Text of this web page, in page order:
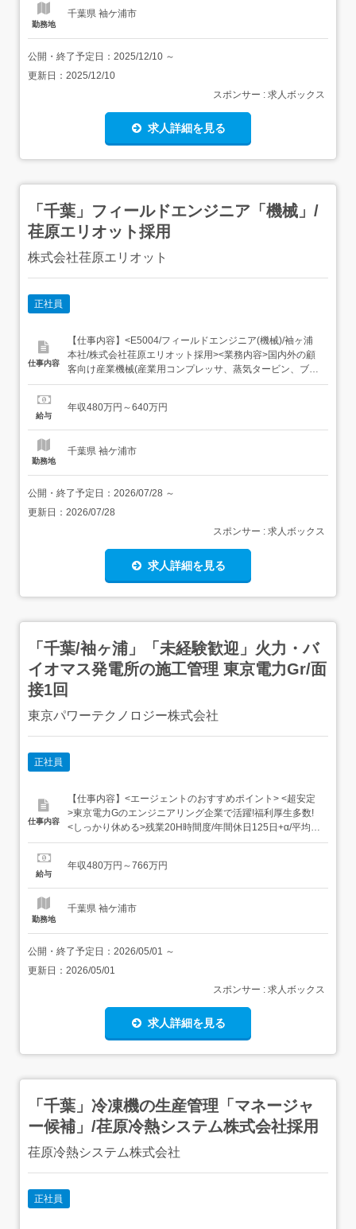
勤務地
千葉県 袖ケ浦市
公開・終了予定日： 2025/12/10 ～
更新日： 2025/12/10
スポンサー : 求人ボックス
求人詳細を見る
「千葉」フィールドエンジニア「機械」/
荏原エリオット採用
株式会社荏原エリオット
正社員
仕事内容
【仕事内容】<E5004/フィールドエンジニア(機械)/袖ヶ浦
本社/株式会社荏原エリオット採用><業務内容>国内外の顧
客向け産業機械(産業用コンプレッサ、蒸気タービン、ブロ
ワ、ガスタービン)に関するサポート業務全般を担当いただ
よう、また総合的に意図された能力を発揮できるようサポ
給与
年収480万円～640万円
勤務地
千葉県 袖ケ浦市
公開・終了予定日： 2026/07/28 ～
更新日： 2026/07/28
スポンサー : 求人ボックス
求人詳細を見る
「千葉/袖ヶ浦」「未経験歓迎」火力・バ
イオマス発電所の施工管理 東京電力Gr/面
接1回
東京パワーテクノロジー株式会社
正社員
仕事内容
【仕事内容】<エージェントのおすすめポイント> <超安定
>東京電力Gのエンジニアリング企業で活躍!福利厚生多数!
<しっかり休める>残業20H時間度/年間休日125日+α/平均有
給取得日数14.2日 <暮らしに不可欠>エネルギーインフラを
からの中途入社多数 <学べる環境>充実の研修サポート+資
給与
年収480万円～766万円
勤務地
千葉県 袖ケ浦市
公開・終了予定日： 2026/05/01 ～
更新日： 2026/05/01
スポンサー : 求人ボックス
求人詳細を見る
「千葉」冷凍機の生産管理「マネージャ
ー候補」/荏原冷熱システム株式会社採用
荏原冷熱システム株式会社
正社員